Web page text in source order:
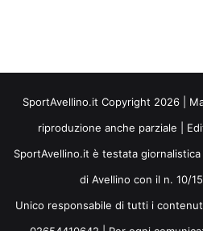
SportAvellino.it Copyright 2026 |
riproduzione anche parziale |
SportAvellino.it è testata
di Avellino con il n. 10/
Unico responsabile di tutti i